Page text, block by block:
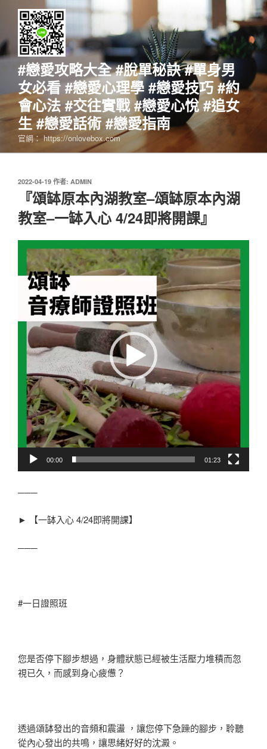
要
#戀愛攻略大全 #脫單秘訣 #單身男
女必看 #戀愛心理學 #戀愛技巧 #約
會心法 #交往實戰 #戀愛心悅 #追女
生 #戀愛話術 #戀愛指南
官網： https://onlovebox.com
發
2022-04-19 作者: ADMIN
『頌缽原本內湖教室–頌缽原本內湖
教室–一缽入心 4/24即將開課』
播
00:00 01:23
───
► 【一缽入心 4/24即將開課】
───
#一日證照班
您是否停下腳步想過，身體狀態已經被生活壓力堆積而忽
視已久，而感到身心疲憊？
透過頌缽發出的音頻和震盪 ，讓您停下急躁的腳步，聆聽
從內心發出的共鳴，讓思緒好好的沈澱。